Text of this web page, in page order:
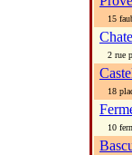
15
2 rue
18
10